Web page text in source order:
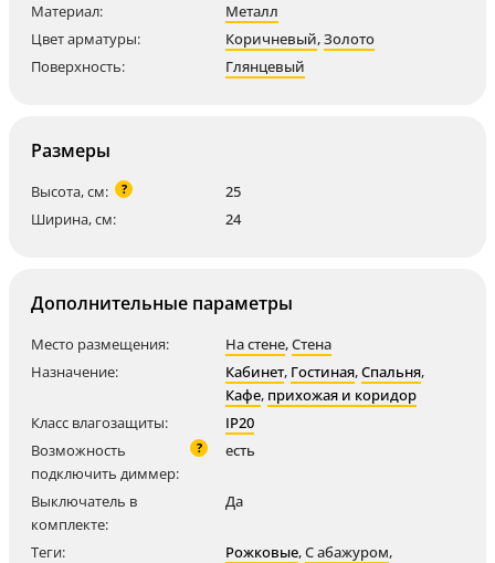
Материал:
Металл
Цвет арматуры:
Коричневый,Золото
Поверхность:
Глянцевый
Размеры
Высота, см: ?
25
Ширина, см:
24
Дополнительные параметры
Место размещения: На стене,Стена
Назначение:
Кабинет, Гостиная,Спальня,
Кафе, прихожая и коридор
Класс влагозащиты:
IP20
Возможность
подключить диммер:
? есть
Выключатель в
комплекте:
Да
Теги: Рожковые,С абажуром,